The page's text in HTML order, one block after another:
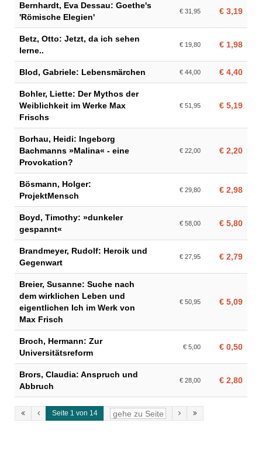
Bernhardt, Eva Dessau: Goethe's
'Römische Elegien'
€ 31,95 € 3,19
Betz, Otto: Jetzt, da ich sehen
lerne..
€ 19,80 € 1,98
Blod, Gabriele: Lebensmärchen € 44,00 € 4,40
Bohler, Liette: Der Mythos der
Weiblichkeit im Werke Max
Frischs
€ 51,95 € 5,19
Borhau, Heidi: Ingeborg
Bachmanns »Malina« - eine
Provokation?
€ 22,00 € 2,20
Bösmann, Holger:
ProjektMensch
€ 29,80 € 2,98
Boyd, Timothy: »dunkeler
gespannt«
€ 58,00 € 5,80
Brandmeyer, Rudolf: Heroik und
Gegenwart
€ 27,95 € 2,79
Breier, Susanne: Suche nach
dem wirklichen Leben und
eigentlichen Ich im Werk von
Max Frisch
€ 50,95 € 5,09
Broch, Hermann: Zur
Universitätsreform
€ 5,00 € 0,50
Brors, Claudia: Anspruch und
Abbruch
€ 28,00 € 2,80
Seite 1 von 14